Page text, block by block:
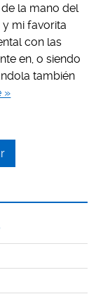
la mano del
mi favorita
con las
en, o siendo
también
»